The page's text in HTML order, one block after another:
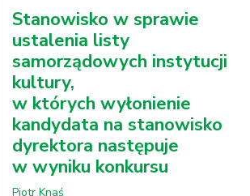
Stanowisko w sprawie
ustalenia listy
samorządowych instytucji
kultury,
w których wyłonienie
kandydata na stanowisko
dyrektora następuje
w wyniku konkursu
Piotr Knaś